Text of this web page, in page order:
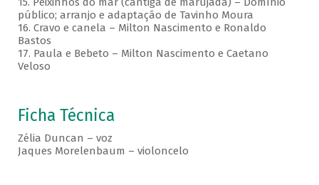
público; arranjo e adaptação de Tavinho Moura
16. Cravo e canela – Milton Nascimento e Ronaldo
Bastos
17. Paula e Bebeto – Milton Nascimento e Caetano
Veloso
Ficha Técnica
Zélia Duncan – voz
Jaques Morelenbaum – violoncelo